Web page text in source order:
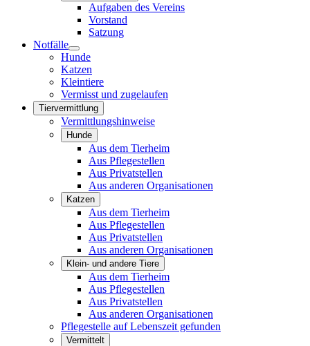
Aufgaben des Vereins
Vorstand
Satzung
Notfälle
Hunde
Katzen
Kleintiere
Vermisst und zugelaufen
Tiervermittlung
Vermittlungshinweise
Hunde
Aus dem Tierheim
Aus Pflegestellen
Aus Privatstellen
Aus anderen Organisationen
Katzen
Aus dem Tierheim
Aus Pflegestellen
Aus Privatstellen
Aus anderen Organisationen
Klein- und andere Tiere
Aus dem Tierheim
Aus Pflegestellen
Aus Privatstellen
Aus anderen Organisationen
Pflegestelle auf Lebenszeit gefunden
Vermittelt